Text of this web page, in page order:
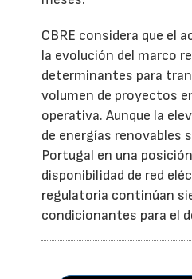
CBRE considera que el
la evolución del marco
determinantes para
volumen de proyectos
operativa. Aunque la
de energías renovables
Portugal en una
disponibilidad de red
regulatoria continúan
condicionantes para el